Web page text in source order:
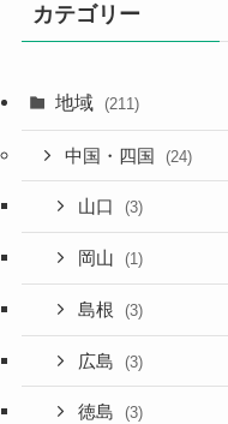
カテゴリー
地域 (211)
中国・四国 (24)
山口 (3)
岡山 (1)
島根 (3)
広島 (3)
徳島 (3)